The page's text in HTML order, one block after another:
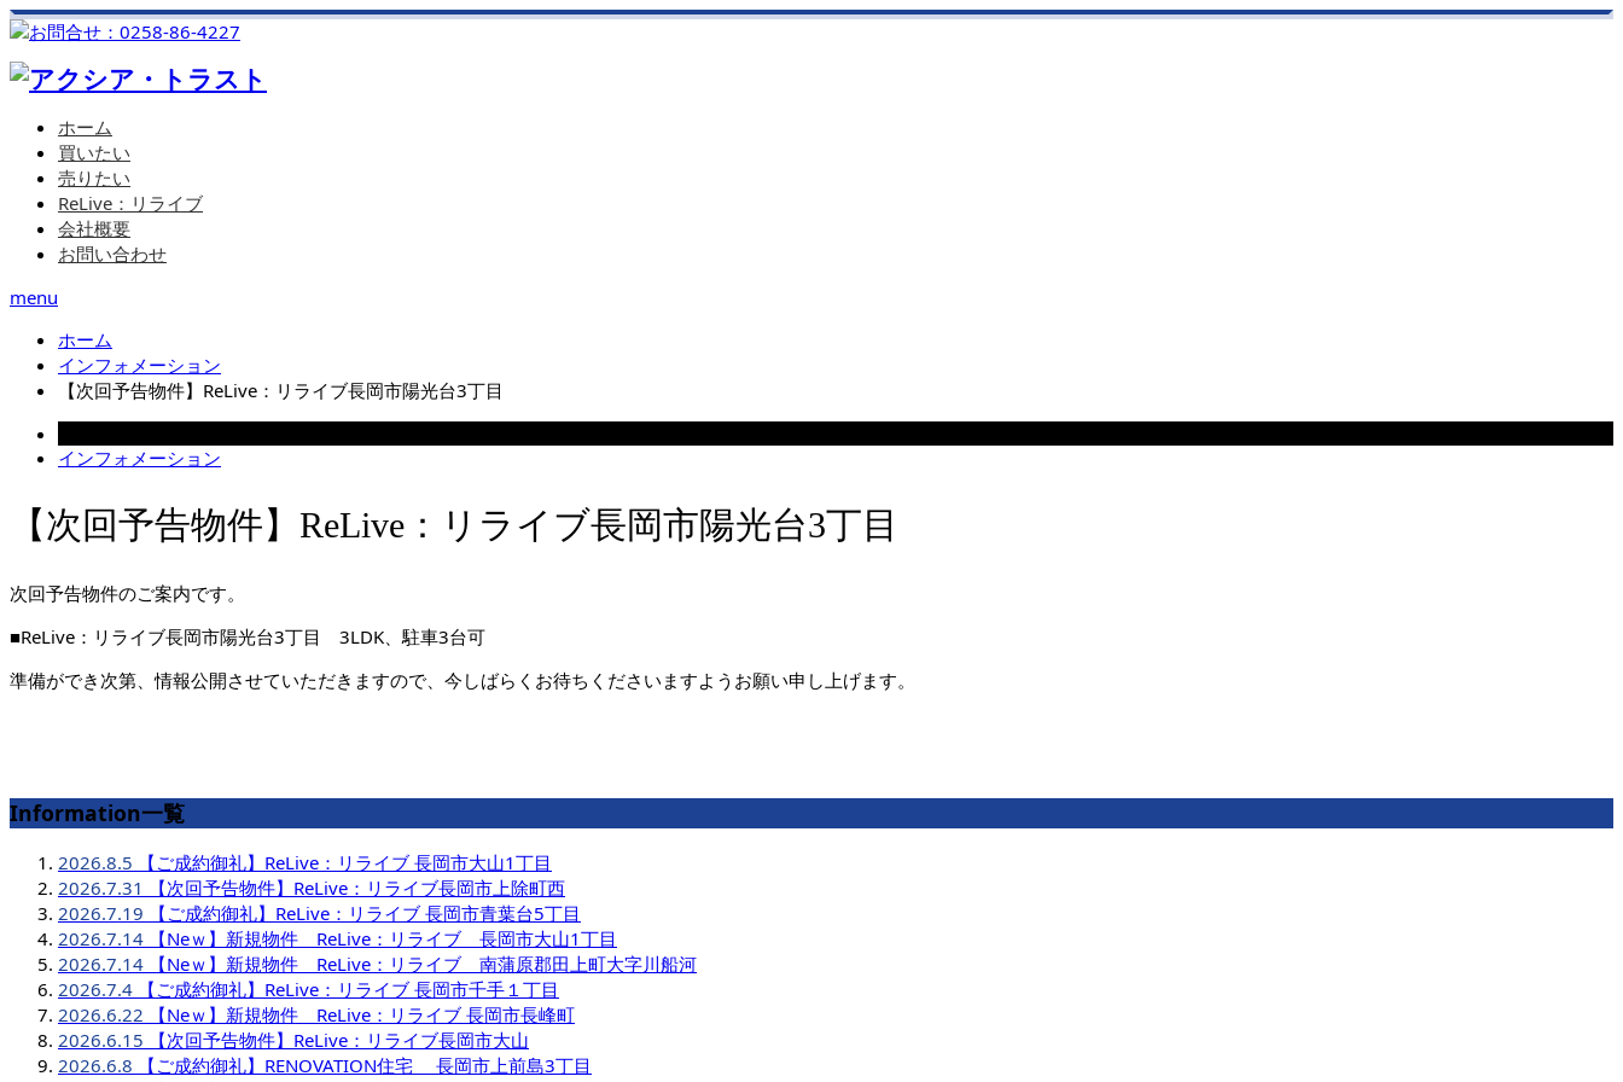
ホーム
買いたい
売りたい
ReLive：リライブ
会社概要
お問い合わせ
menu
ホーム
インフォメーション
【次回予告物件】ReLive：リライブ長岡市陽光台3丁目
インフォメーション
【次回予告物件】ReLive：リライブ長岡市陽光台3丁目
次回予告物件のご案内です。
■ReLive：リライブ長岡市陽光台3丁目 3LDK、駐車3台可
準備ができ次第、情報公開させていただきますので、今しばらくお待ちくださいますようお願い申し上げます。
Information一覧
2026.8.5
【ご成約御礼】ReLive：リライブ 長岡市大山1丁目
2026.7.31
【次回予告物件】ReLive：リライブ長岡市上除町西
2026.7.19
【ご成約御礼】ReLive：リライブ 長岡市青葉台5丁目
2026.7.14
【Neｗ】新規物件 ReLive：リライブ 長岡市大山1丁目
2026.7.14
【Neｗ】新規物件 ReLive：リライブ 南蒲原郡田上町大字川船河
2026.7.4
【ご成約御礼】ReLive：リライブ 長岡市千手１丁目
2026.6.22
【Neｗ】新規物件 ReLive：リライブ 長岡市長峰町
2026.6.15
【次回予告物件】ReLive：リライブ長岡市大山
2026.6.8
【ご成約御礼】RENOVATION住宅 長岡市上前島3丁目